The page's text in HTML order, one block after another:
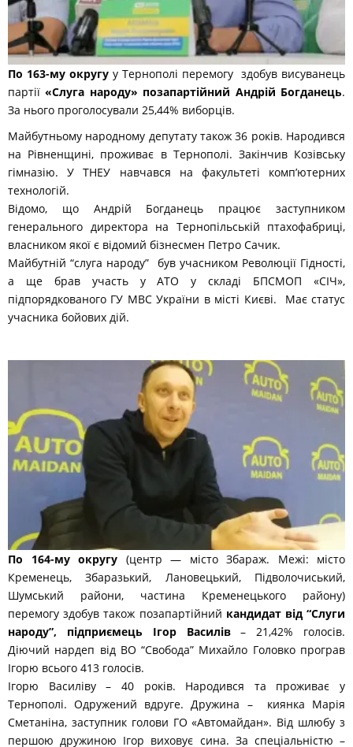
По 163-му округу у Тернополі перемогу здобув висуванець
партії«Слуга народу» позапартійний Андрій Богданець.
За нього проголосували 25,44% виборців.
Майбутньому народному депутату також 36 років. Народився
на Рівненщині, проживає в Тернополі. Закінчив Козівську
гімназію. У ТНЕУ навчався на факультеті комп’ютерних
технологій.
Відомо, що Андрій Богданець працює заступником
генерального директора на Тернопільській птахофабриці,
власником якої є відомий бізнесмен Петро Сачик.
Майбутній “слуга народу” був учасником Революції Гідності,
а ще брав участь у АТО у складі БПСМОП «СІЧ»,
підпорядкованого ГУ МВС України в місті Києві. Має статус
учасника бойових дій.
По 164-му округу (центр — місто Збараж. Межі: місто
Кременець, Збаразький, Лановецький, Підволочиський,
Шумський райони, частина Кременецького району)
перемогу здобув також позапартійний кандидат від “Слуги
народу”, підприємець Ігор Василів– 21,42% голосів.
Діючий нардеп від ВО “Свобода” Михайло Головко програв
Ігорю всього 413 голосів.
Ігорю Василіву – 40 років. Народився та проживає у
Тернополі. Одружений вдруге. Дружина – киянка Марія
Сметаніна, заступник голови ГО «Автомайдан». Від шлюбу з
першою дружиною Ігор виховує сина. За спеціальністю –